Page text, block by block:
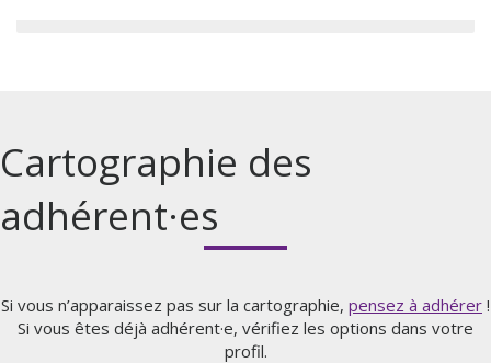
Cartographie des
adhérent·es
Si vous n’apparaissez pas sur la cartographie, pensez à adhérer !
Si vous êtes déjà adhérent·e, vérifiez les options dans votre
profil.